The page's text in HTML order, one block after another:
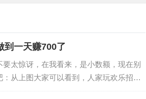
到一天赚700了
太惊讶，在我看来，是小数额，现在别
从上图大家可以看到，人家玩欢乐招财
，而是通过好…